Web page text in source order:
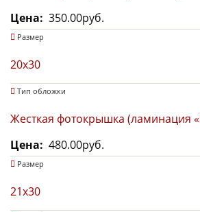
Цена
350.00руб.
Размер
20х30
Тип обложки
Жесткая фотокрышка (ламинация
Цена
480.00руб.
Размер
21x30